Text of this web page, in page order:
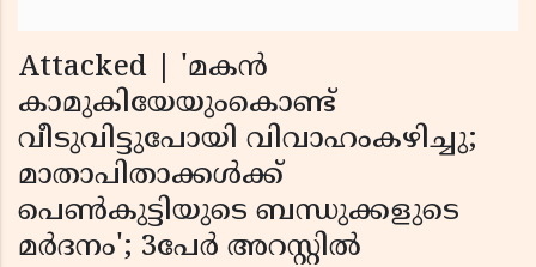
Attacked | 'മകന്‍
കാമുകിയേയുംകൊണ്ട്
വീടുവിട്ടുപോയി വിവാഹംകഴിച്ചു;
മാതാപിതാക്കള്‍ക്ക്
പെണ്‍കുട്ടിയുടെ ബന്ധുക്കളുടെ
മര്‍ദനം'; 3പേര്‍ അറസ്റ്റില്‍